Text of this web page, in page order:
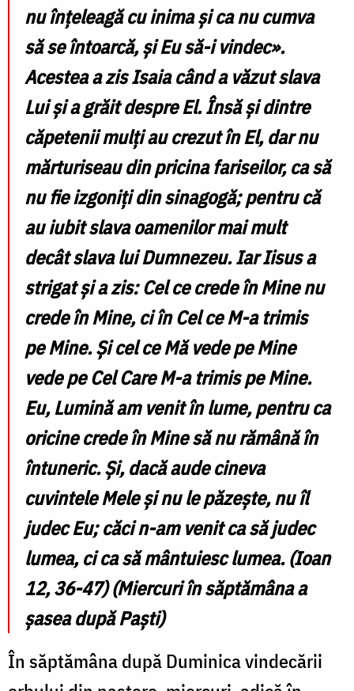
nu înțeleagă cu inima și ca nu cumva
să se întoarcă, și Eu să-i vindec».
Acestea a zis Isaia când a văzut slava
Lui și a grăit despre El. Însă și dintre
căpetenii mulți au crezut în El, dar nu
mărturiseau din pricina fariseilor, ca să
nu fie izgoniți din sinagogă; pentru că
au iubit slava oamenilor mai mult
decât slava lui Dumnezeu. Iar Iisus a
strigat și a zis: Cel ce crede în Mine nu
crede în Mine, ci în Cel ce M-a trimis
pe Mine. Și cel ce Mă vede pe Mine
vede pe Cel Care M-a trimis pe Mine.
Eu, Lumină am venit în lume, pentru ca
oricine crede în Mine să nu rămână în
întuneric. Și, dacă aude cineva
cuvintele Mele și nu le păzește, nu îl
judec Eu; căci n-am venit ca să judec
lumea, ci ca să mântuiesc lumea. (Ioan
12, 36-47) (Miercuri în săptămâna a
șasea după Paști)
În săptămâna după Duminica vindecării